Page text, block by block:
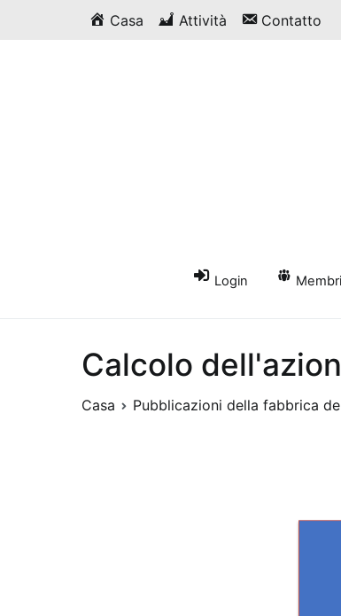
Casa Attività Contatto
Login Membri
Calcolo
Casa Pubblicazioni della fabbrica